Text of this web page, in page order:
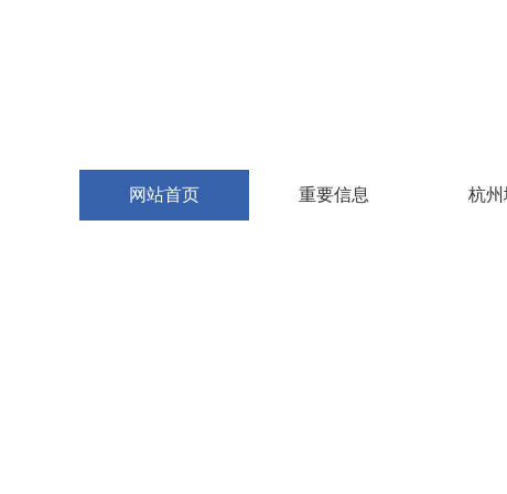
网站首页 重要信息 杭